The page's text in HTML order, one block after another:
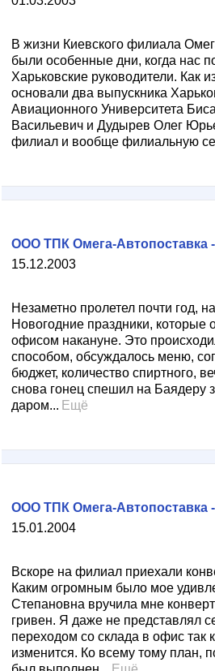
В жизни Киевского филиала
были особенные дни, когда нас
Харьковские руководители. Как
основали два выпускника
Авиационного Университета
Васильевич и Дудырев Олег
филиал и вообще филиальную
15.12.2003
ООО ТПК Омега-Автопоставка
Незаметно пролетел почти год,
Новогодние праздники, которые
офисом накануне. Это
способом, обсуждалось меню,
бюджет, количество спиртного,
снова гонец спешил на Баядеру
даром... Ещё
15.01.2004
ООО ТПК Омега-Автопоставка
Вскоре на филиал приехали
Каким огромным было мое
Степановна вручила мне
гривен. Я даже не представлял
переходом со склада в офис так
изменится. Ко всему тому план,